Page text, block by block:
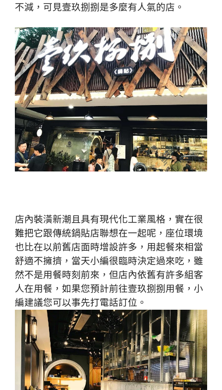
不減，可見壹玖捌捌是多麼有人氣的店。
店內裝潢新潮且具有現代化工業風格，實在很
難把它跟傳統鍋貼店聯想在一起呢，座位環境
也比在以前舊店面時增設許多，用起餐來相當
舒適不擁擠，當天小編很臨時決定過來吃，雖
然不是用餐時刻前來，但店內依舊有許多組客
人在用餐，如果您預計前往壹玖捌捌用餐，小
編建議您可以事先打電話訂位。